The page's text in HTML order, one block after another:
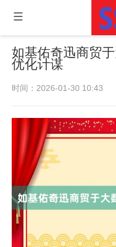
如基佑奇迅商贸
优化计谋
时间：2026-01-30 10:43